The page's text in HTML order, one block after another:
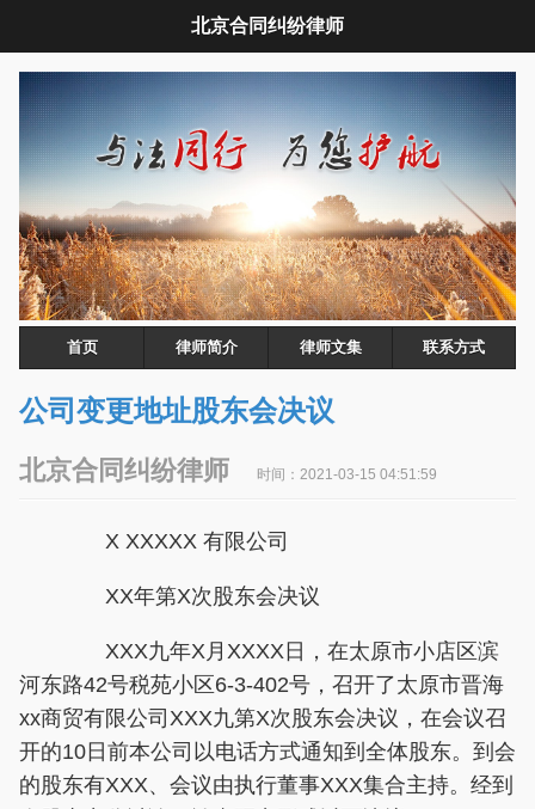
北京合同纠纷律师
首页 律师简介 律师文集 联系方式
公司变更地址股东会决议
北京合同纠纷律师 时间：2021-03-15 04:51:59
X XXXXX 有限公司
XX年第X次股东会决议
XXX九年X月XXXX日，在太原市小店区滨
河东路42号税苑小区6-3-402号，召开了太原市晋海
xx商贸有限公司XXX九第X次股东会决议，在会议召
开的10日前本公司以电话方式通知到全体股东。到会
的股东有XXX、会议由执行董事XXX集合主持。经到